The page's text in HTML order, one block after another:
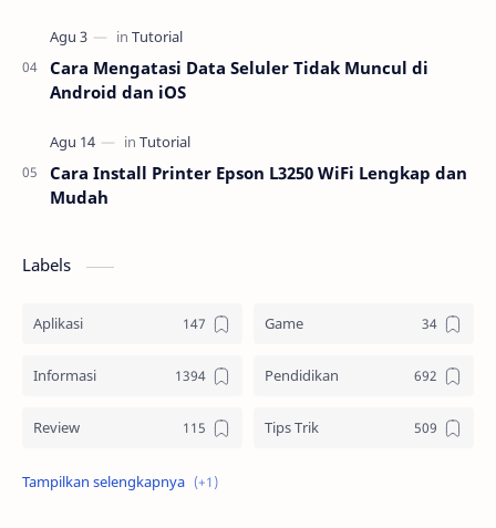
Cara Mengatasi Data Seluler Tidak Muncul di
Android dan iOS
Cara Install Printer Epson L3250 WiFi Lengkap dan
Mudah
Labels
Aplikasi Game
Informasi Pendidikan
Review Tips Trik
Tutorial